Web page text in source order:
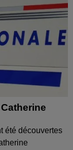
été découvertes